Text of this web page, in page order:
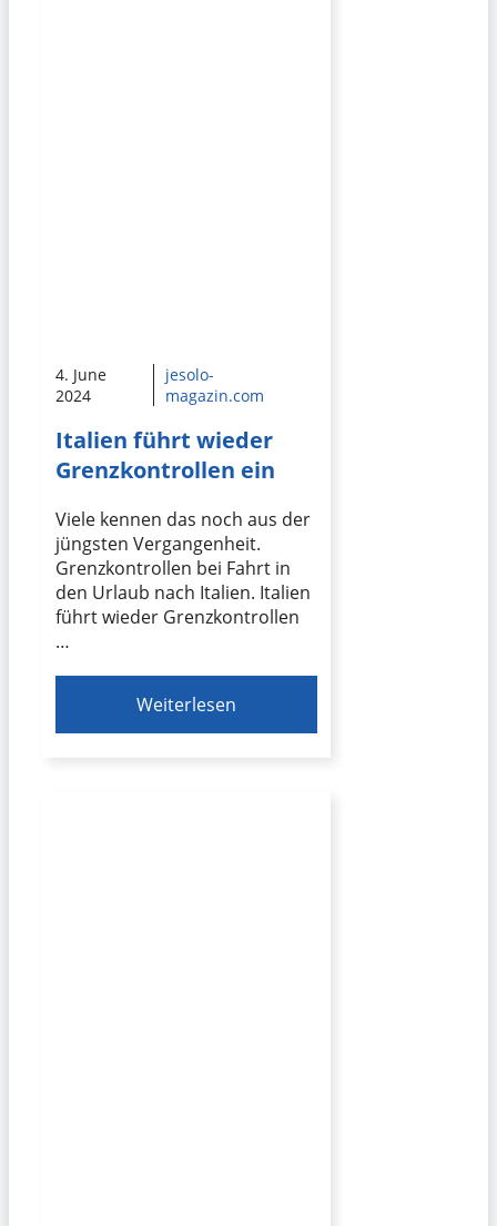
4. June
2024
jesolo-
magazin.com
Italien führt wieder
Grenzkontrollen ein
Viele kennen das noch aus der
jüngsten Vergangenheit.
Grenzkontrollen bei Fahrt in
den Urlaub nach Italien. Italien
führt wieder Grenzkontrollen
…
Weiterlesen